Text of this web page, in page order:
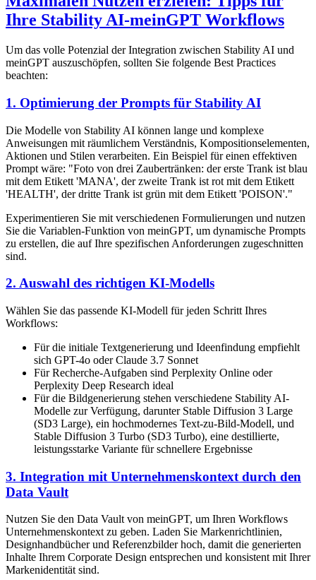
Ihre Stability AI-meinGPT Workflows
Um das volle Potenzial der Integration zwischen Stability AI und
meinGPT auszuschöpfen, sollten Sie folgende Best Practices
beachten:
1. Optimierung der Prompts für Stability AI
Die Modelle von Stability AI können lange und komplexe
Anweisungen mit räumlichem Verständnis, Kompositionselementen,
Aktionen und Stilen verarbeiten. Ein Beispiel für einen effektiven
Prompt wäre: "Foto von drei Zaubertränken: der erste Trank ist blau
mit dem Etikett 'MANA', der zweite Trank ist rot mit dem Etikett
'HEALTH', der dritte Trank ist grün mit dem Etikett 'POISON'."
Experimentieren Sie mit verschiedenen Formulierungen und nutzen
Sie die Variablen-Funktion von meinGPT, um dynamische Prompts
zu erstellen, die auf Ihre spezifischen Anforderungen zugeschnitten
sind.
2. Auswahl des richtigen KI-Modells
Wählen Sie das passende KI-Modell für jeden Schritt Ihres
Workflows:
Für die initiale Textgenerierung und Ideenfindung empfiehlt
sich GPT-4o oder Claude 3.7 Sonnet
Für Recherche-Aufgaben sind Perplexity Online oder
Perplexity Deep Research ideal
Für die Bildgenerierung stehen verschiedene Stability AI-
Modelle zur Verfügung, darunter Stable Diffusion 3 Large
(SD3 Large), ein hochmodernes Text-zu-Bild-Modell, und
Stable Diffusion 3 Turbo (SD3 Turbo), eine destillierte,
leistungsstarke Variante für schnellere Ergebnisse
3. Integration mit Unternehmenskontext durch den
Data Vault
Nutzen Sie den Data Vault von meinGPT, um Ihren Workflows
Unternehmenskontext zu geben. Laden Sie Markenrichtlinien,
Designhandbücher und Referenzbilder hoch, damit die generierten
Inhalte Ihrem Corporate Design entsprechen und konsistent mit Ihrer
Markenidentität sind.